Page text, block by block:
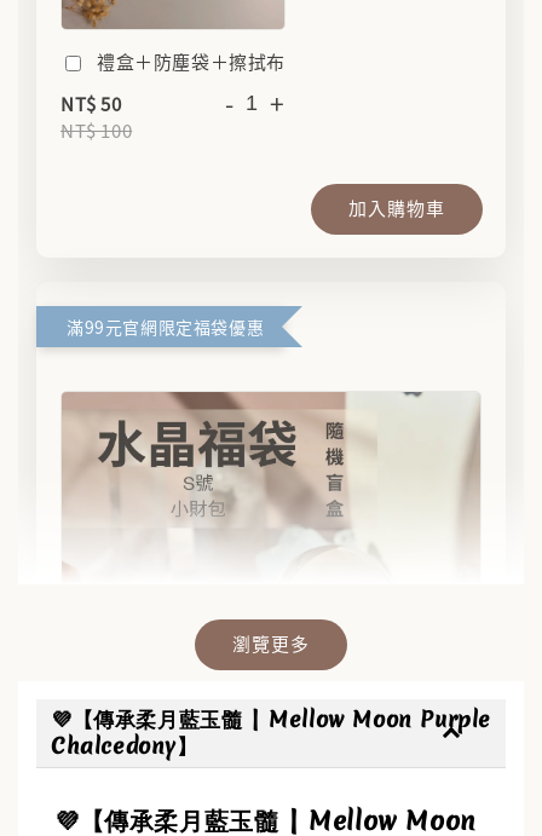
禮盒＋防塵袋＋擦拭布
NT$ 50
NT$ 100
- +
加入購物車
滿99元官網限定福袋優惠
瀏覽更多
💜【傳承柔月藍玉髓 | Mellow Moon Purple
Chalcedony】
💜【傳承柔月藍玉髓 | Mellow Moon